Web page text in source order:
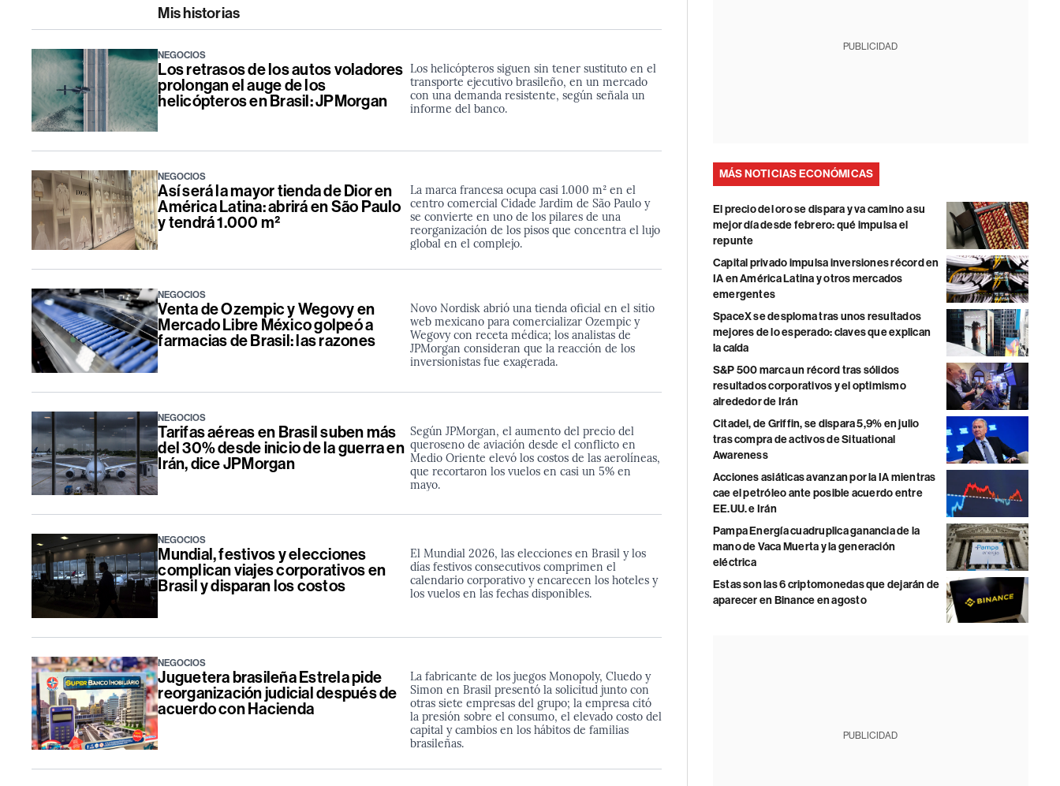
Mis historias
NEGOCIOS
Los retrasos de los autos voladores
prolongan el auge de los
helicópteros en Brasil: JPMorgan
Los helicópteros siguen sin tener sustituto en el
transporte ejecutivo brasileño, en un mercado
con una demanda resistente, según señala un
informe del banco.
NEGOCIOS
Así será la mayor tienda de Dior en
América Latina: abrirá en São Paulo
y tendrá 1.000 m²
La marca francesa ocupa casi 1.000 m² en el
centro comercial Cidade Jardim de São Paulo y
se convierte en uno de los pilares de una
reorganización de los pisos que concentra el lujo
global en el complejo.
NEGOCIOS
Venta de Ozempic y Wegovy en
Mercado Libre México golpeó a
farmacias de Brasil: las razones
Novo Nordisk abrió una tienda oficial en el sitio
web mexicano para comercializar Ozempic y
Wegovy con receta médica; los analistas de
JPMorgan consideran que la reacción de los
inversionistas fue exagerada.
NEGOCIOS
Tarifas aéreas en Brasil suben más
del 30% desde inicio de la guerra en
Irán, dice JPMorgan
Según JPMorgan, el aumento del precio del
queroseno de aviación desde el conflicto en
Medio Oriente elevó los costos de las aerolíneas,
que recortaron los vuelos en casi un 5% en
mayo.
NEGOCIOS
Mundial, festivos y elecciones
complican viajes corporativos en
Brasil y disparan los costos
El Mundial 2026, las elecciones en Brasil y los
días festivos consecutivos comprimen el
calendario corporativo y encarecen los hoteles y
los vuelos en las fechas disponibles.
NEGOCIOS
Juguetera brasileña Estrela pide
reorganización judicial después de
acuerdo con Hacienda
La fabricante de los juegos Monopoly, Cluedo y
Simon en Brasil presentó la solicitud junto con
otras siete empresas del grupo; la empresa citó
la presión sobre el consumo, el elevado costo del
capital y cambios en los hábitos de familias
brasileñas.
PUBLICIDAD
MÁS NOTICIAS ECONÓMICAS
El precio del oro se dispara y va camino a su
mejor día desde febrero: qué impulsa el
repunte
Capital privado impulsa inversiones récord en
IA en América Latina y otros mercados
emergentes
SpaceX se desploma tras unos resultados
mejores de lo esperado: claves que explican
la caída
S&P 500 marca un récord tras sólidos
resultados corporativos y el optimismo
alrededor de Irán
Citadel, de Griffin, se dispara 5,9% en julio
tras compra de activos de Situational
Awareness
Acciones asiáticas avanzan por la IA mientras
cae el petróleo ante posible acuerdo entre
EE.UU. e Irán
Pampa Energía cuadruplica ganancia de la
mano de Vaca Muerta y la generación
eléctrica
Estas son las 6 criptomonedas que dejarán de
aparecer en Binance en agosto
PUBLICIDAD